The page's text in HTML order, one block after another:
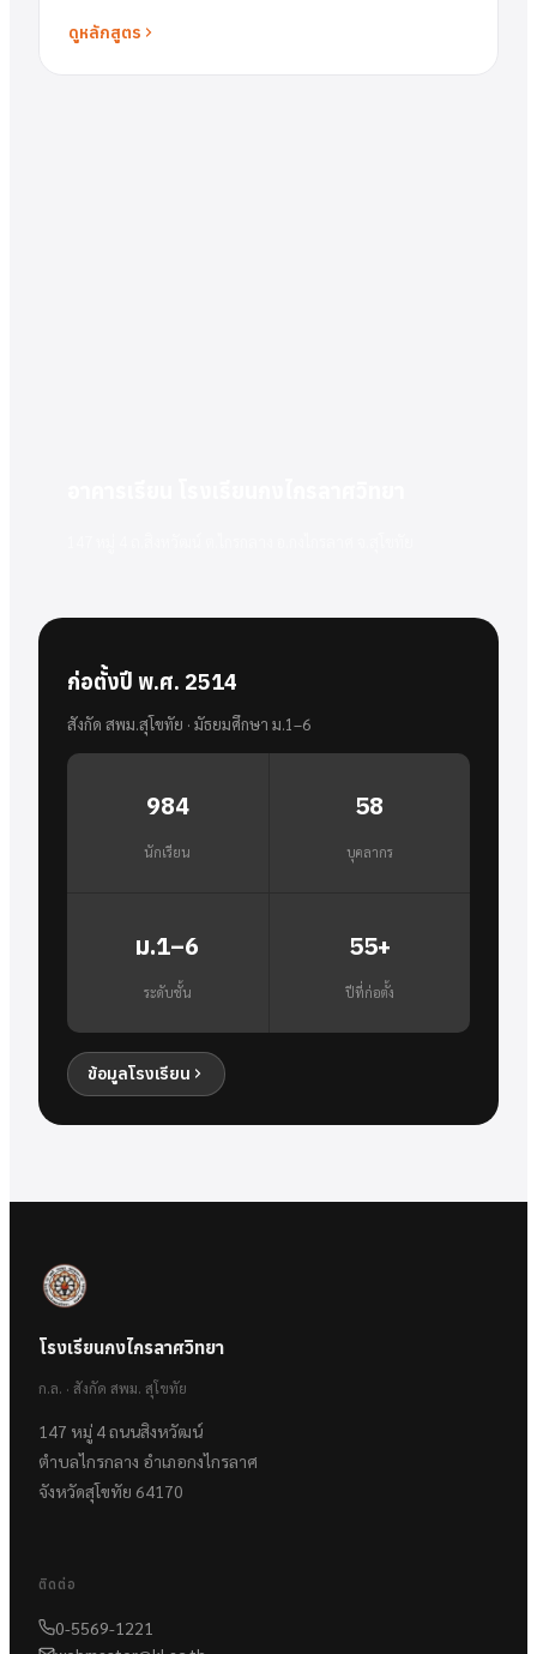
ดูหลักสูตร
ก่อตั้งปี พ.ศ. 2514
สังกัด สพม.สุโขทัย · มัธยมศึกษา ม.1–6
984
นักเรียน
58
บุคลากร
ม.1–6
ระดับชั้น
55+
ปีที่ก่อตั้ง
ข้อมูลโรงเรียน
โรงเรียนกงไกรลาศวิทยา
ก.ล. · สังกัด สพม. สุโขทัย
147 หมู่ 4 ถนนสิงหวัฒน์
ตำบลไกรกลาง อำเภอกงไกรลาศ
จังหวัดสุโขทัย 64170
ติดต่อ
0-5569-1221